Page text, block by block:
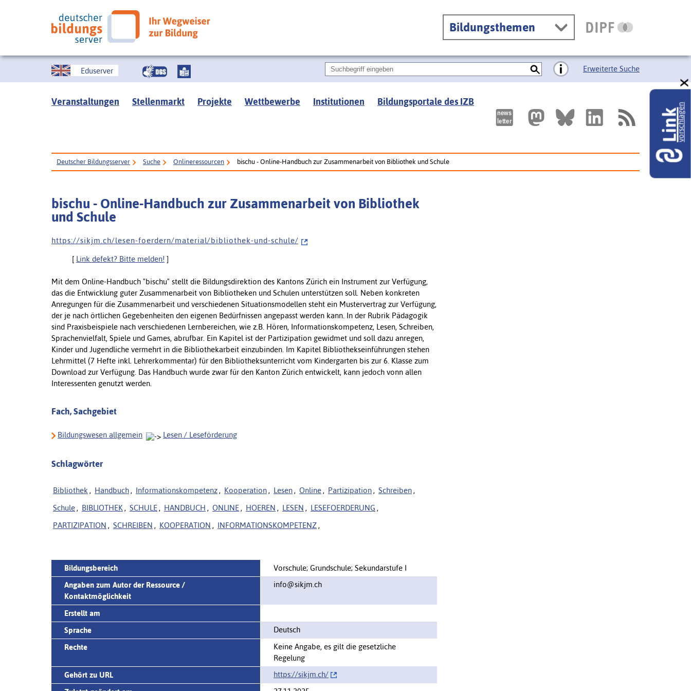
Bildungsthemen
Eduserver Erweiterte Suche
Veranstaltungen Stellenmarkt Projekte Wettbewerbe Institutionen Bildungsportale des IZB
Deutscher Bildungsserver Suche Onlineressourcen bischu - Online-Handbuch zur Zusammenarbeit von Bibliothek und Schule
bischu - Online-Handbuch zur Zusammenarbeit von Bibliothek
und Schule
h t t p s : / / s i k j m . c h / l e s e n - f o e r d e r n / m a t e r i a l / b i b l i o t h e k - u n d - s c h u l e /
[ Link defekt? Bitte melden! ]
Mit dem Online-Handbuch "bischu" stellt die Bildungsdirektion des Kantons Zürich ein Instrument zur Verfügung,
das die Entwicklung guter Zusammenarbeit von Bibliotheken und Schulen unterstützen soll. Neben konkreten
Anregungen für die Zusammenarbeit und verschiedenen Situationsmodellen steht ein Mustervertrag zur Verfügung,
der je nach örtlichen Gegebenheiten den eigenen Bedürfnissen angepasst werden kann. In der Rubrik Pädagogik
sind Praxisbeispiele nach verschiedenen Lernbereichen, wie z.B. Hören, Informationskompetenz, Lesen, Schreiben,
Sprachenvielfalt, Spiele und Games, abrufbar. Ein Kapitel ist der Partizipation gewidmet und soll dazu anregen,
Kinder und Jugendliche vermehrt in die Bibliothekarbeit einzubinden. Im Kapitel Bibliothekseinführungen stehen
Lehrmittel (7 Hefte inkl. Lehrerkommentar) für den Bibliotheksunterricht vom Kindergarten bis zur 6. Klasse zum
Download zur Verfügung. Das Handbuch wurde zwar für den Kanton Zürich entwickelt, kann jedoch vonn allen
Interessenten genutzt werden.
Fach, Sachgebiet
Bildungswesen allgemein Lesen / Leseförderung
Schlagwörter
Bibliothek , Handbuch , Informationskompetenz , Kooperation , Lesen , Online , Partizipation , Schreiben ,
Schule , BIBLIOTHEK , SCHULE , HANDBUCH , ONLINE , HOEREN , LESEN , LESEFOERDERUNG ,
PARTIZIPATION , SCHREIBEN , KOOPERATION , INFORMATIONSKOMPETENZ ,
Bildungsbereich
Vorschule; Grundschule; Sekundarstufe I
Angaben zum Autor der Ressource /
Kontaktmöglichkeit
info@sikjm.ch
Erstellt am
Sprache
Deutsch
Rechte
Keine Angabe, es gilt die gesetzliche
Regelung
Gehört zu URL
https://sikjm.ch/‌
Linkvorschlagen